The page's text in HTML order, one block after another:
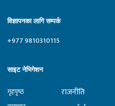
विज्ञापनका लागि सम्पर्क
+977 9810310115
साइट नेभिगेशन
गृहपृष्‍ठ
राजनीति